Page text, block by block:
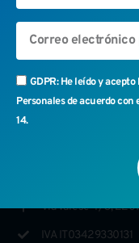
Via Varese 4/C,
IVA IT03429330131
GDPR: He leído y
Personales de acuerdo
14.